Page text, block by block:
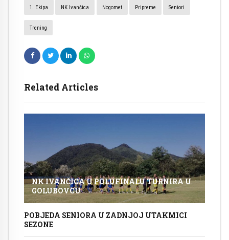
1. Ekipa NK Ivančica Nogomet Pripreme Seniori
Trening
Related Articles
NK IVANČICA U POLUFINALU TURNIRA U
GOLUBOVCU
POBJEDA SENIORA U ZADNJOJ UTAKMICI
SEZONE